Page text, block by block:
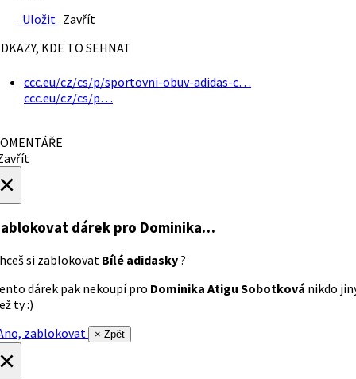
Uložit Zavřít
KDE TO SEHNAT
ccc.eu/cz/cs/p/sportovni-obuv-adidas-c…
ccc.eu/cz/cs/p…
dárek pro Dominika…
si zablokovat Bílé adidasky?
dárek pak nekoupí pro Dominika Atigu Sobotková nikdo
ty :)
zablokovat
× Zpět